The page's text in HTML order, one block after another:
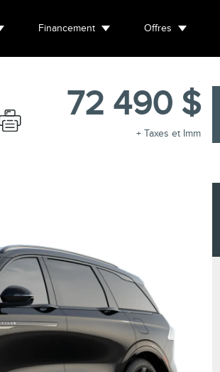
Financement Offres
72 490 $
+ Taxes et Imm